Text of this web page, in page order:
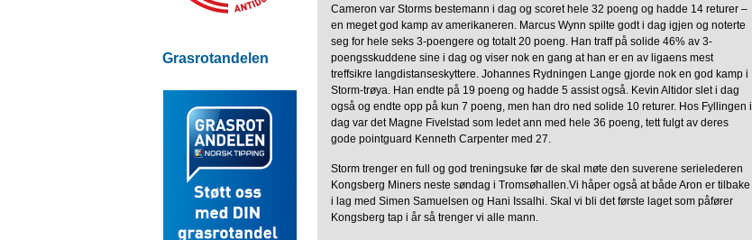
Grasrotandelen
Cameron var Storms bestemann i dag og scoret hele 32 poeng og hadde 14 returer –
en meget god kamp av amerikaneren. Marcus Wynn spilte godt i dag igjen og noterte
seg for hele seks 3-poengere og totalt 20 poeng. Han traff på solide 46% av 3-
poengsskuddene sine i dag og viser nok en gang at han er en av ligaens mest
treffsikre langdistanseskyttere. Johannes Rydningen Lange gjorde nok en god kamp i
Storm-trøya. Han endte på 19 poeng og hadde 5 assist også. Kevin Altidor slet i dag
også og endte opp på kun 7 poeng, men han dro ned solide 10 returer. Hos Fyllingen i
dag var det Magne Fivelstad som ledet ann med hele 36 poeng, tett fulgt av deres
gode pointguard Kenneth Carpenter med 27.
Storm trenger en full og god treningsuke før de skal møte den suverene serielederen
Kongsberg Miners neste søndag i Tromsøhallen.Vi håper også at både Aron er tilbake
i lag med Simen Samuelsen og Hani Issalhi. Skal vi bli det første laget som påfører
Kongsberg tap i år så trenger vi alle mann.